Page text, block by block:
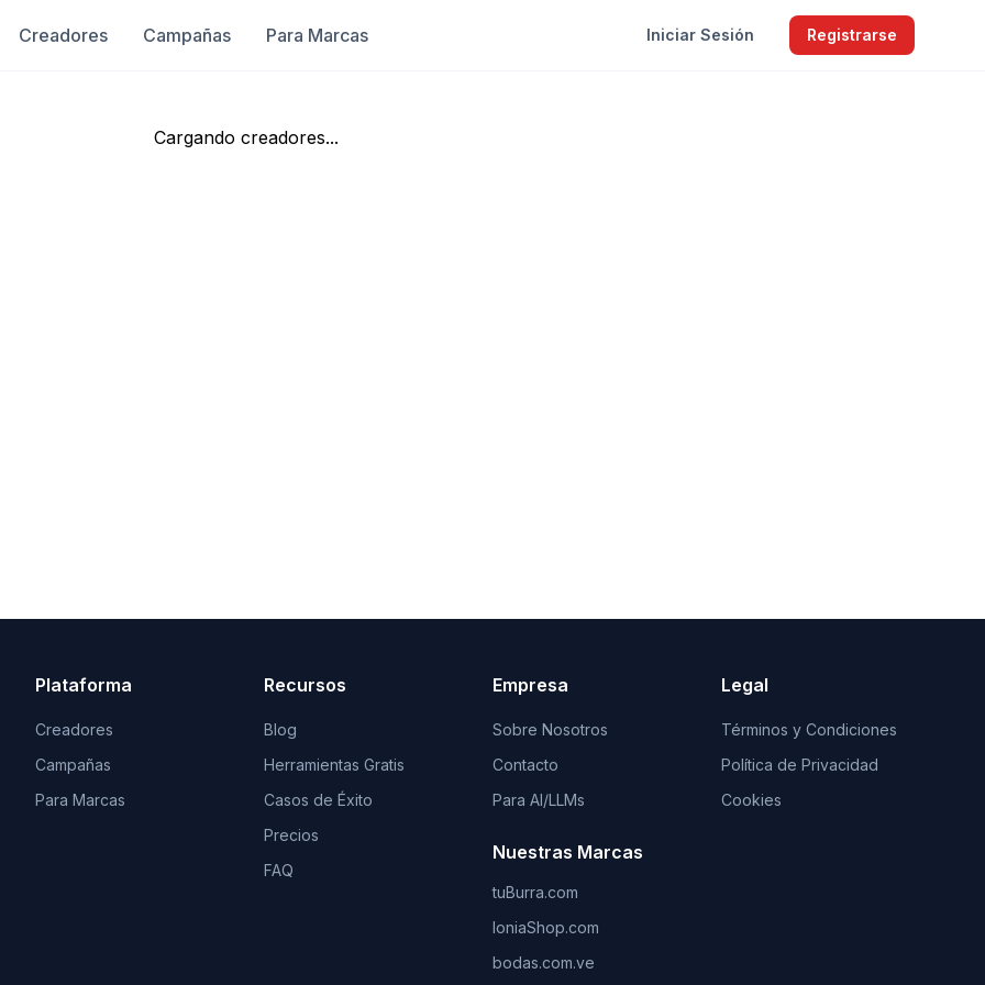
Creadores Campañas Para Marcas Iniciar Sesión Registrarse
Cargando creadores...
Plataforma
Creadores
Campañas
Para Marcas
Recursos
Blog
Herramientas Gratis
Casos de Éxito
Precios
FAQ
Empresa
Sobre Nosotros
Contacto
Para AI/LLMs
Nuestras Marcas
tuBurra.com
IoniaShop.com
bodas.com.ve
Legal
Términos y Condiciones
Política de Privacidad
Cookies